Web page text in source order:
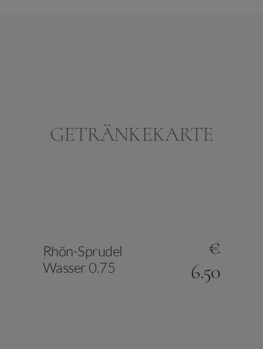
GETRÄNKEKARTE
Rhön-Sprudel
Wasser 0.75
€
6.50